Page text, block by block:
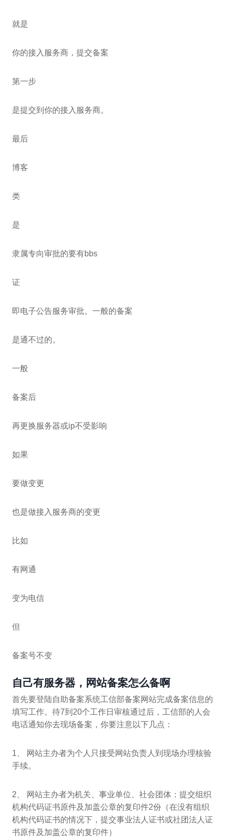
就是
你的接入服务商，提交备案
第一步
是提交到你的接入服务商。
最后
博客
类
是
隶属专向审批的要有bbs
证
即电子公告服务审批。一般的备案
是通不过的。
一般
备案后
再更换服务器或ip不受影响
如果
要做变更
也是做接入服务商的变更
比如
有网通
变为电信
但
备案号不变
自己有服务器，网站备案怎么备啊
首先要登陆自助备案系统工信部备案网站完成备案信息的
填写工作。待7到20个工作日审核通过后，工信部的人会
电话通知你去现场备案，你要注意以下几点：
1、 网站主办者为个人只接受网站负责人到现场办理核验
手续。
2、 网站主办者为机关、事业单位、社会团体：提交组织
机构代码证书原件及加盖公章的复印件2份（在没有组织
机构代码证书的情况下，提交事业法人证书或社团法人证
书原件及加盖公章的复印件）